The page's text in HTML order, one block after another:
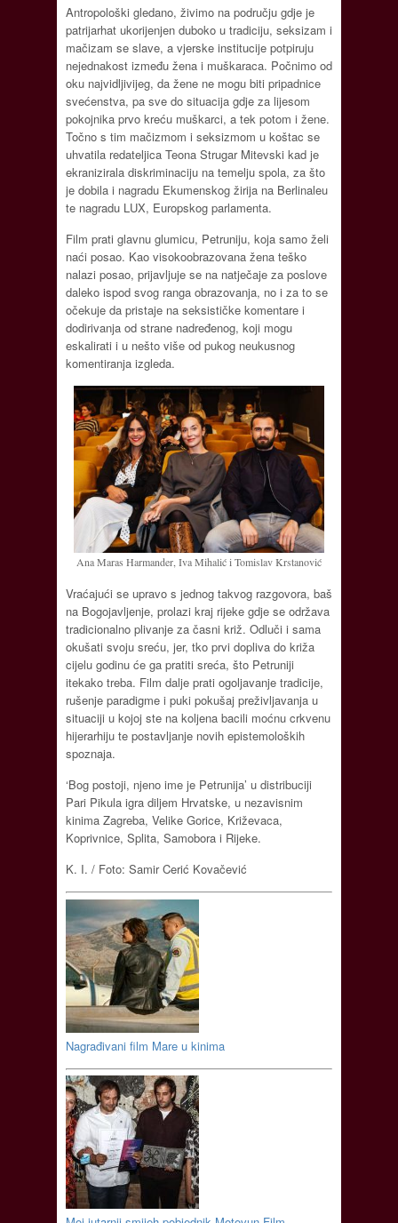
Antropološki gledano, živimo na području gdje je
patrijarhat ukorijenjen duboko u tradiciju, seksizam i
mačizam se slave, a vjerske institucije potpiruju
nejednakost između žena i muškaraca. Počnimo od
oku najvidljivijeg, da žene ne mogu biti pripadnice
svećenstva, pa sve do situacija gdje za lijesom
pokojnika prvo kreću muškarci, a tek potom i žene.
Točno s tim mačizmom i seksizmom u koštac se
uhvatila redateljica Teona Strugar Mitevski kad je
ekranizirala diskriminaciju na temelju spola, za što
je dobila i nagradu Ekumenskog žirija na Berlinaleu
te nagradu LUX, Europskog parlamenta.
Film prati glavnu glumicu, Petruniju, koja samo želi
naći posao. Kao visokoobrazovana žena teško
nalazi posao, prijavljuje se na natječaje za poslove
daleko ispod svog ranga obrazovanja, no i za to se
očekuje da pristaje na seksističke komentare i
dodirivanja od strane nadređenog, koji mogu
eskalirati i u nešto više od pukog neukusnog
komentiranja izgleda.
Ana Maras Harmander, Iva Mihalić i Tomislav Krstanović
Vraćajući se upravo s jednog takvog razgovora, baš
na Bogojavljenje, prolazi kraj rijeke gdje se održava
tradicionalno plivanje za časni križ. Odluči i sama
okušati svoju sreću, jer, tko prvi dopliva do križa
cijelu godinu će ga pratiti sreća, što Petruniji
itekako treba. Film dalje prati ogoljavanje tradicije,
rušenje paradigme i puki pokušaj preživljavanja u
situaciji u kojoj ste na koljena bacili moćnu crkvenu
hijerarhiju te postavljanje novih epistemoloških
spoznaja.
‘Bog postoji, njeno ime je Petrunija’ u distribuciji
Pari Pikula igra diljem Hrvatske, u nezavisnim
kinima Zagreba, Velike Gorice, Križevaca,
Koprivnice, Splita, Samobora i Rijeke.
K. I. / Foto: Samir Cerić Kovačević
Nagrađivani film Mare u kinima